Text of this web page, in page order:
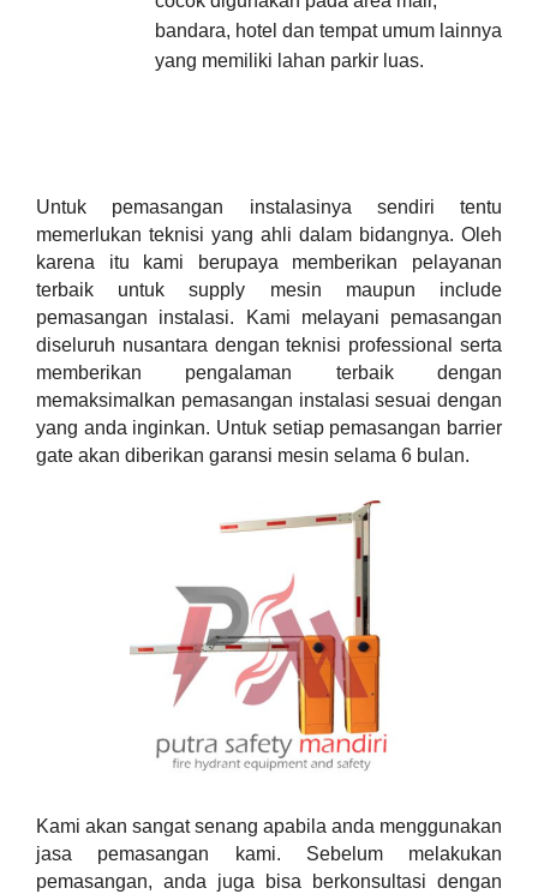
bandara, hotel dan tempat umum lainnya
yang memiliki lahan parkir luas.
Untuk pemasangan instalasinya sendiri tentu
memerlukan teknisi yang ahli dalam bidangnya. Oleh
karena itu kami berupaya memberikan pelayanan
terbaik untuk supply mesin maupun include
pemasangan instalasi. Kami melayani pemasangan
diseluruh nusantara dengan teknisi professional serta
memberikan pengalaman terbaik dengan
memaksimalkan pemasangan instalasi sesuai dengan
yang anda inginkan. Untuk setiap pemasangan barrier
gate akan diberikan garansi mesin selama 6 bulan.
Kami akan sangat senang apabila anda menggunakan
jasa pemasangan kami. Sebelum melakukan
pemasangan, anda juga bisa berkonsultasi dengan